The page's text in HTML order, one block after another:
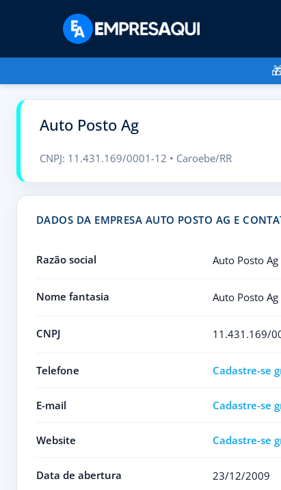
Auto Posto Ag
CNPJ: 11.431.169/0001-12 • Caroebe/RR
DADOS DA EMPRESA AUTO POSTO AG E
Razão social Auto Posto
Nome fantasia Auto Posto Ag
CNPJ 11.431.169/
Telefone Cadastre-se
E-mail Cadastre-se
Website Cadastre-se
Data de abertura 23/12/2009